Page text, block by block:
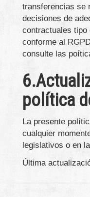
transferencias se
decisiones de
contractuales tipo
conforme al
consulte las
política
La presente
cualquier
legislativos o en
Última